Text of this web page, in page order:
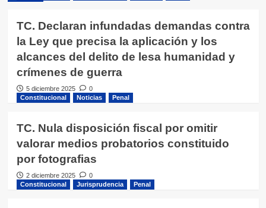
TC. Declaran infundadas demandas contra
la Ley que precisa la aplicación y los
alcances del delito de lesa humanidad y
crímenes de guerra
5 diciembre 2025
0
Constitucional
Noticias Penal
TC. Nula disposición fiscal por omitir
valorar medios probatorios constituido
por fotografias
2 diciembre 2025
0
Constitucional
Jurisprudencia Penal